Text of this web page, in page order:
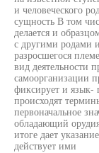
и человеческого
сущность В том
делается и
с другими родами
разросшегося
вид деятельности
самоорганизации
фиксирует и язык-
происходят
первоначальное
обладающий
итоге дает
действует ими